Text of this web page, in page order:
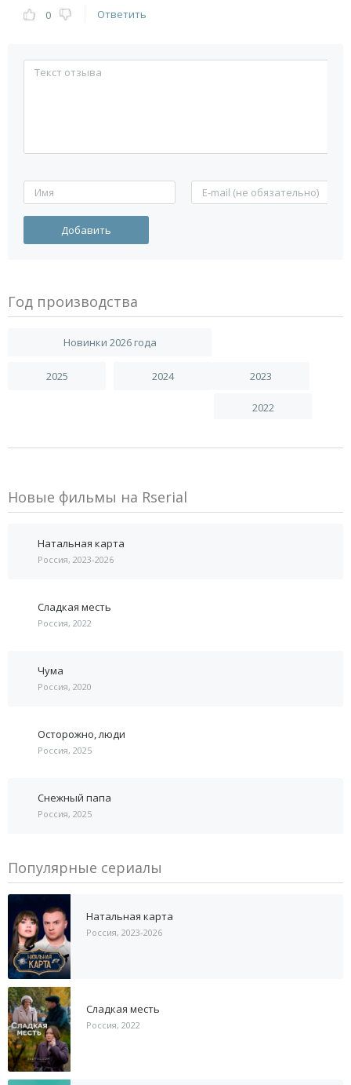
0
Ответить
Год производства
Новинки 2026 года
2025 2024 2023
2022
Новые фильмы на Rserial
Натальная карта
Россия, 2023-2026
Сладкая месть
Россия, 2022
Чума
Россия, 2020
Осторожно, люди
Россия, 2025
Снежный папа
Россия, 2025
Популярные сериалы
Натальная карта
Россия, 2023-2026
Сладкая месть
Россия, 2022